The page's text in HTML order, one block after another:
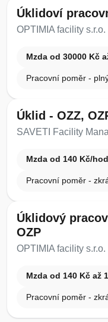
Úklidoví
OPTIMIA facility s.r.o.
Mzda od 30000 Kč
Pracovní poměr -
Úklid - OZZ,
SAVETI Facility
Mzda od 140 Kč/hod
Pracovní poměr -
Úklidový
OZP
OPTIMIA facility s.r.o.
Mzda od 140 Kč až
Pracovní poměr -